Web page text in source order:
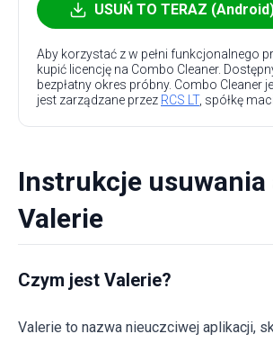
USUŃ TO TERAZ
Aby korzystać z w pełni funkcjonalnego
kupić licencję na Combo Cleaner.
bezpłatny okres próbny. Combo Cleaner
jest zarządzane przez RCS LT, spółkę
Instrukcje usuwania
Valerie
Czym jest Valerie?
Valerie to nazwa nieuczciwej aplikacji,